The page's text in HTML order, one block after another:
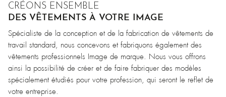
CRÉONS ENSEMBLE
DES VÊTEMENTS À VOTRE IMAGE
Spécialiste de la conception et de la fabrication de vêtements de
travail standard, nous concevons et fabriquons également des
vêtements professionnels Image de marque. Nous vous offrons
ainsi la possibilité de créer et de faire fabriquer des modèles
spécialement étudiés pour votre profession, qui seront le reflet de
votre entreprise.